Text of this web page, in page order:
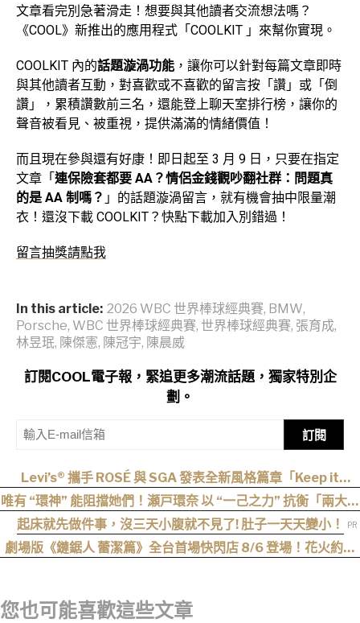
文章看完別急著滑走！想要與其他讀者交流想法嗎？
《COOL》新推出的應用程式「COOLKIT 」來幫你實現。
COOLKIT 內的話題漩渦功能 ，讓你可以針對每篇文章即時
與其他讀者互動，對喜歡或不喜歡的留言按「讚」或「倒
讚」，累積讚數前三名，還能登上聊天室排行榜，讓你的
聲音被看見、被重視，提供滿滿的情緒價值！
而且現在參與還有好康！即日起至 3 月 9 日，只要在指定
文章「連保險套都要 AA ？情侶金錢觀吵翻社群：問題真
的是 AA 制嗎？ 」的話題漩渦留言，就有機會抽中限量潮
衣！還沒下載 COOLKIT？快點下載加入別錯過！
留言抽獎請點我
In this article: 2026 WBC 世界棒球經典賽, BMW,
Porsche, WBC 世界棒球經典賽, 世界棒球經典賽, 張育成,
林昱珉, 陳傑憲, 陳冠宇, 陳晨威
訂閱COOL電子報，緊追更多潮流話題，獨家特別企
劃。
訂閱
Levi’s® 攜手 ROSÉ 與 SGA 發表全新風格篇章「Keep it
Loose」，全新寬版丹寧登場！
唯有 “環神” 能阻擋她們！瀬戸環奈 以 “一己之力” 抗衡「兩大最
強逆襲」，重磅連霸「七月份」榜單冠軍
起床就先做件事，沒三天小腹就不見了! 肚子一天天變小！
劇場版《鏈鋸人 蕾潔篇》全台首場快閃店 8/6 登場！花火約會
您也可能喜歡這些文章